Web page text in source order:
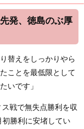
発、徳島のぶ厚
替えをしっかりやら
ことを最低限として
いです」
戦で無失点勝利を収
勝利に安堵してい